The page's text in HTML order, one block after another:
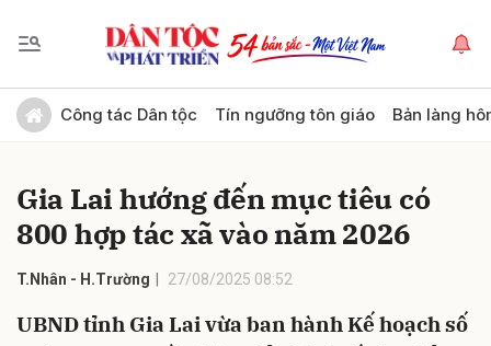
Công tác Dân tộc Tín ngưỡng tôn giáo Bản làng
Gia Lai hướng đến mục tiêu có
800 hợp tác xã vào năm 2026
T.Nhân - H.Trường 27/08/2025 08:52
UBND tỉnh Gia Lai vừa ban hành Kế hoạch số
Gửi bình luận
Hủy Gửi